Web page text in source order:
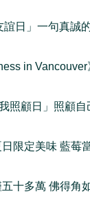
誼日」一句真誠
in
照顧日」照顧
限定美味 藍莓
十多萬 佛得角